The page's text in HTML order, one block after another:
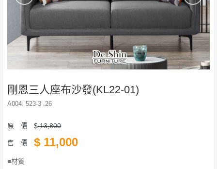
剛恩三人座布沙發(KL22-01)
A004. 523-3 .26
原 價 $13,800
售 價 $ 11,000
■材質